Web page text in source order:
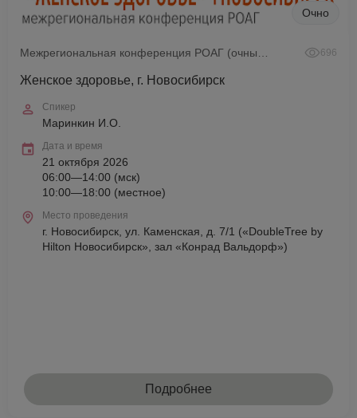
Очно
696
Женское здоровье, г. Новосибирск
Спикер
Маринкин И.О.
Дата и время
21 октября 2026
06:00—14:00 (мск)
10:00—18:00 (местное)
Место проведения
г. Новосибирск, ул. Каменская, д. 7/1 («DoubleTree by
Hilton Новосибирск», зал «Конрад Вальдорф»)
Подробнее